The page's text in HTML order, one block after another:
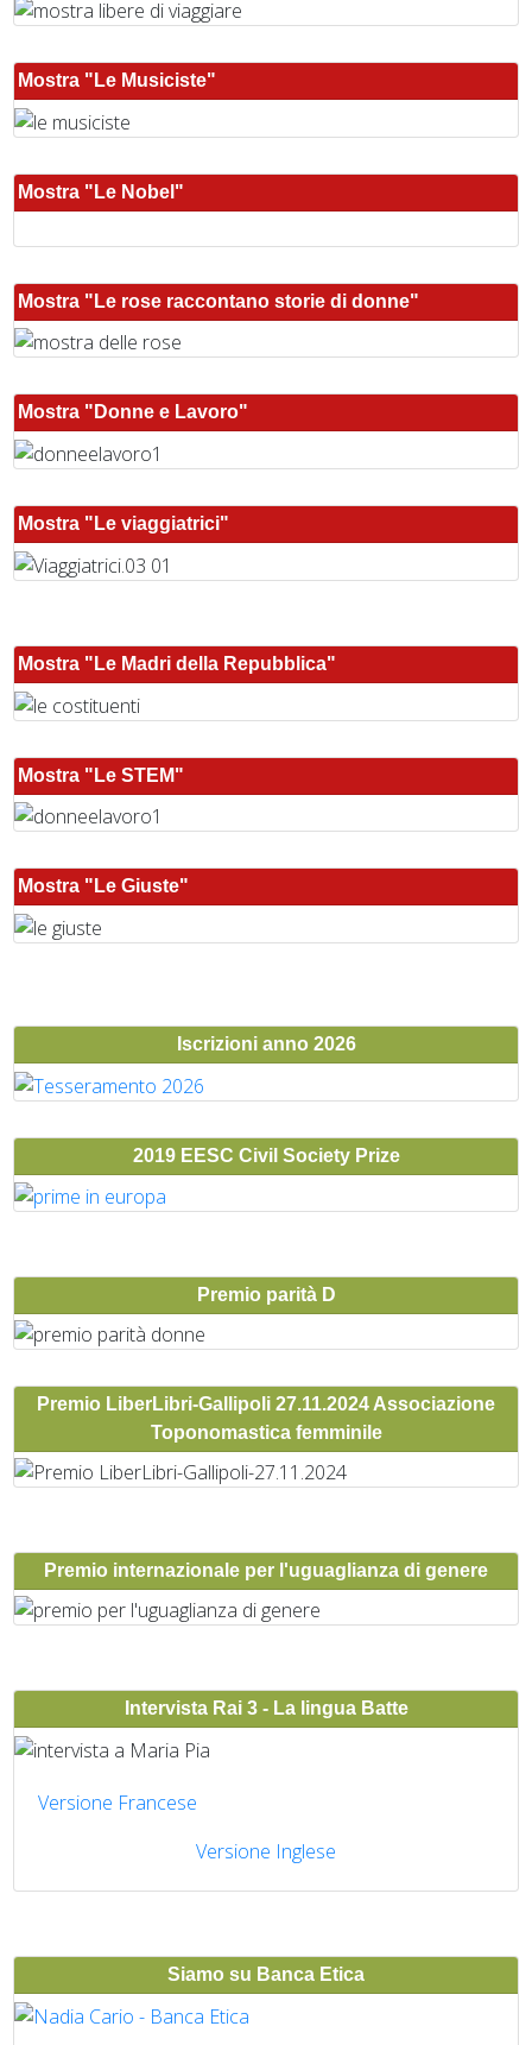
Mostra "Le Musiciste"
Mostra "Le Nobel"
Mostra "Le rose raccontano storie di donne"
Mostra "Donne e Lavoro"
Mostra "Le viaggiatrici"
Mostra "Le Madri della Repubblica"
Mostra "Le STEM"
Mostra "Le Giuste"
Iscrizioni anno 2026
2019 EESC Civil Society Prize
Premio parità D
Premio LiberLibri-Gallipoli 27.11.2024 Associazione
Toponomastica femminile
Premio internazionale per l'uguaglianza di genere
Intervista Rai 3 - La lingua Batte
Versione Francese
Versione Inglese
Siamo su Banca Etica